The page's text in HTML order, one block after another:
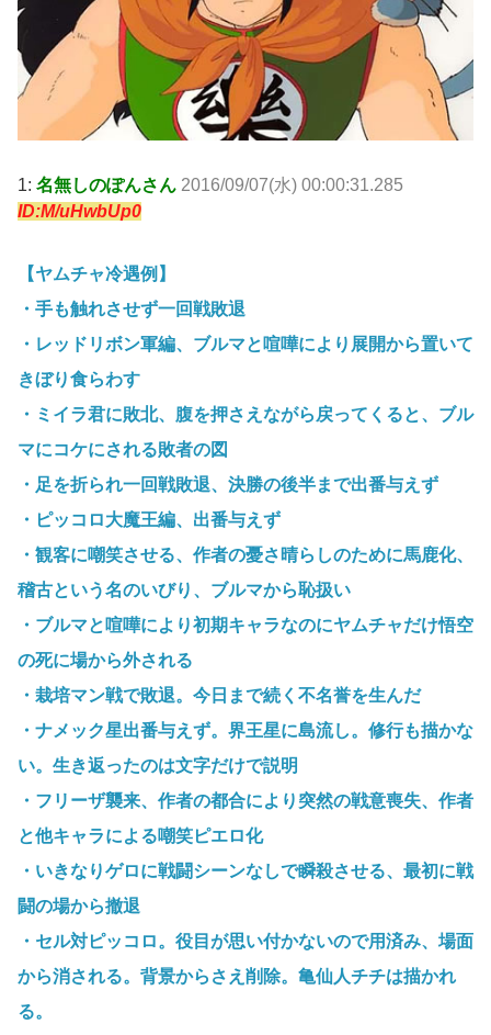
1: 名無しのぽんさん 2016/09/07(水) 00:00:31.285
ID:M/uHwbUp0
【ヤムチャ冷遇例】
・手も触れさせず一回戦敗退
・レッドリボン軍編、ブルマと喧嘩により展開から置いて
きぼり食らわす
・ミイラ君に敗北、腹を押さえながら戻ってくると、ブル
マにコケにされる敗者の図
・足を折られ一回戦敗退、決勝の後半まで出番与えず
・ピッコロ大魔王編、出番与えず
・観客に嘲笑させる、作者の憂さ晴らしのために馬鹿化、
稽古という名のいびり、ブルマから恥扱い
・ブルマと喧嘩により初期キャラなのにヤムチャだけ悟空
の死に場から外される
・栽培マン戦で敗退。今日まで続く不名誉を生んだ
・ナメック星出番与えず。界王星に島流し。修行も描かな
い。生き返ったのは文字だけで説明
・フリーザ襲来、作者の都合により突然の戦意喪失、作者
と他キャラによる嘲笑ピエロ化
・いきなりゲロに戦闘シーンなしで瞬殺させる、最初に戦
闘の場から撤退
・セル対ピッコロ。役目が思い付かないので用済み、場面
から消される。背景からさえ削除。亀仙人チチは描かれ
る。